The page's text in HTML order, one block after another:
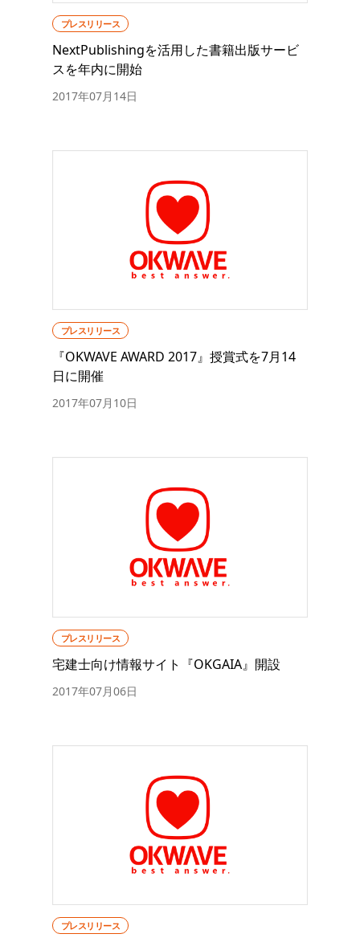
プレスリリース
NextPublishingを活用した書籍出版サービ
スを年内に開始
2017年07月14日
プレスリリース
『OKWAVE AWARD 2017』授賞式を7月14
日に開催
2017年07月10日
プレスリリース
宅建士向け情報サイト『OKGAIA』開設
2017年07月06日
プレスリリース